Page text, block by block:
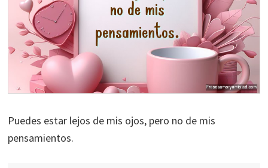
Puedes estar lejos de mis ojos, pero no de mis
pensamientos.